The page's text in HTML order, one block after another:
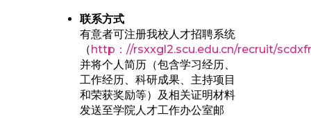
联系方式
有意者可注册我校人才招聘系统
（http：//rsxxgl2.scu.edu.cn/recruit/
并将个人简历（包含学习经历、
工作经历、科研成果、主持项目
和荣获奖励等）及相关证明材料
发送至学院人才工作办公室邮